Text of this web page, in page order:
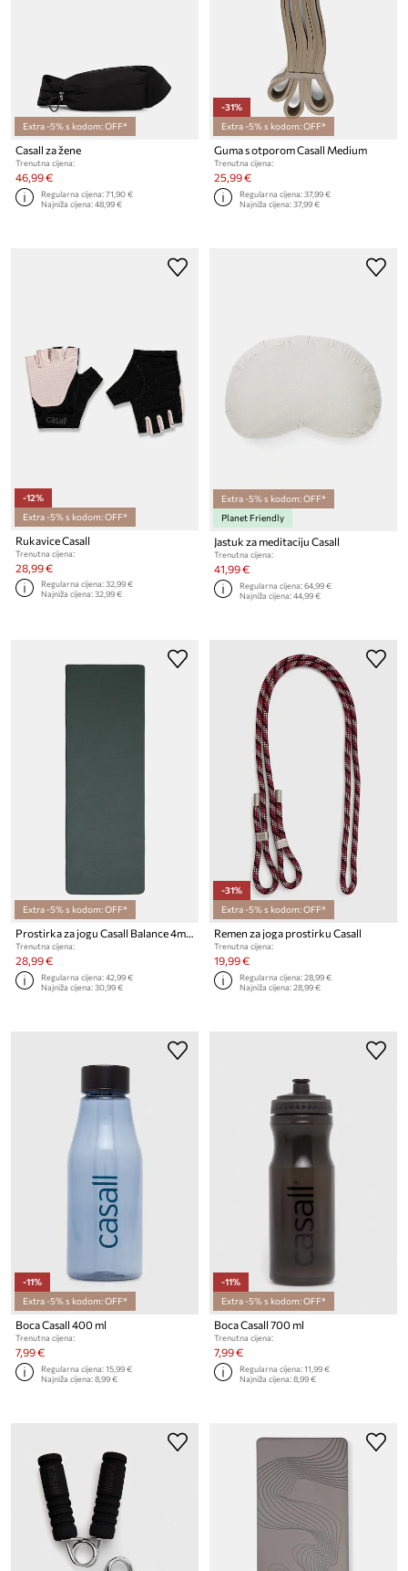
Extra -5% s kodom: OFF*
Casall za žene
Trenutna cijena:
46,99 €
Regularna cijena:71,90 €
Najniža cijena:48,99 €
-31%
Extra -5% s kodom: OFF*
Guma s otporom Casall Medium
Trenutna cijena:
25,99 €
Regularna cijena:37,99 €
Najniža cijena:37,99 €
-12%
Extra -5% s kodom: OFF*
Rukavice Casall
Trenutna cijena:
28,99 €
Regularna cijena:32,99 €
Najniža cijena:32,99 €
Extra -5% s kodom: OFF*
Planet Friendly
Jastuk za meditaciju Casall
Trenutna cijena:
41,99 €
Regularna cijena:64,99 €
Najniža cijena:44,99 €
Extra -5% s kodom: OFF*
Prostirka za jogu Casall Balance 4mm
Trenutna cijena:
28,99 €
Regularna cijena:42,99 €
Najniža cijena:30,99 €
-31%
Extra -5% s kodom: OFF*
Remen za joga prostirku Casall
Trenutna cijena:
19,99 €
Regularna cijena:28,99 €
Najniža cijena:28,99 €
-11%
Extra -5% s kodom: OFF*
Boca Casall 400 ml
Trenutna cijena:
7,99 €
Regularna cijena:15,99 €
Najniža cijena:8,99 €
-11%
Extra -5% s kodom: OFF*
Boca Casall 700 ml
Trenutna cijena:
7,99 €
Regularna cijena:11,99 €
Najniža cijena:8,99 €